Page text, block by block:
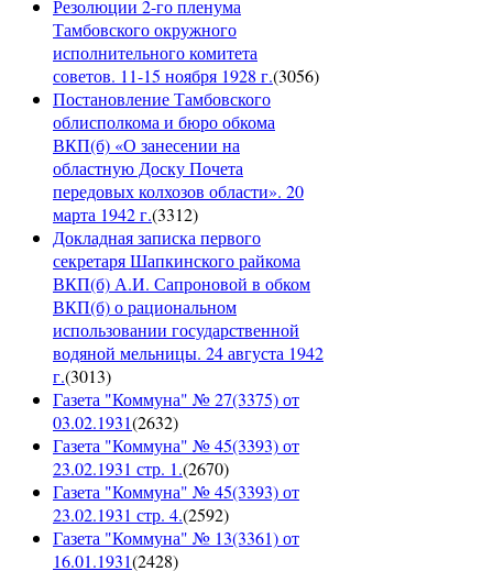
Резолюции 2-го пленума
Тамбовского окружного
исполнительного комитета
советов. 11-15 ноября 1928 г.(3056)
Постановление Тамбовского
облисполкома и бюро обкома
ВКП(б) «О занесении на
областную Доску Почета
передовых колхозов области». 20
марта 1942 г.(3312)
Докладная записка первого
секретаря Шапкинского райкома
ВКП(б) А.И. Сапроновой в обком
ВКП(б) о рациональном
использовании государственной
водяной мельницы. 24 августа 1942
г.(3013)
Газета "Коммуна" № 27(3375) от
03.02.1931(2632)
Газета "Коммуна" № 45(3393) от
23.02.1931 стр. 1.(2670)
Газета "Коммуна" № 45(3393) от
23.02.1931 стр. 4.(2592)
Газета "Коммуна" № 13(3361) от
16.01.1931(2428)